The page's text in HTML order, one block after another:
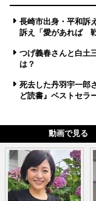
長崎市出身・平和訴
訴え「愛があれば
つげ義春さんと白土
は？
死去した丹羽宇一郎
ど読書』ベストセラ
動画で見る